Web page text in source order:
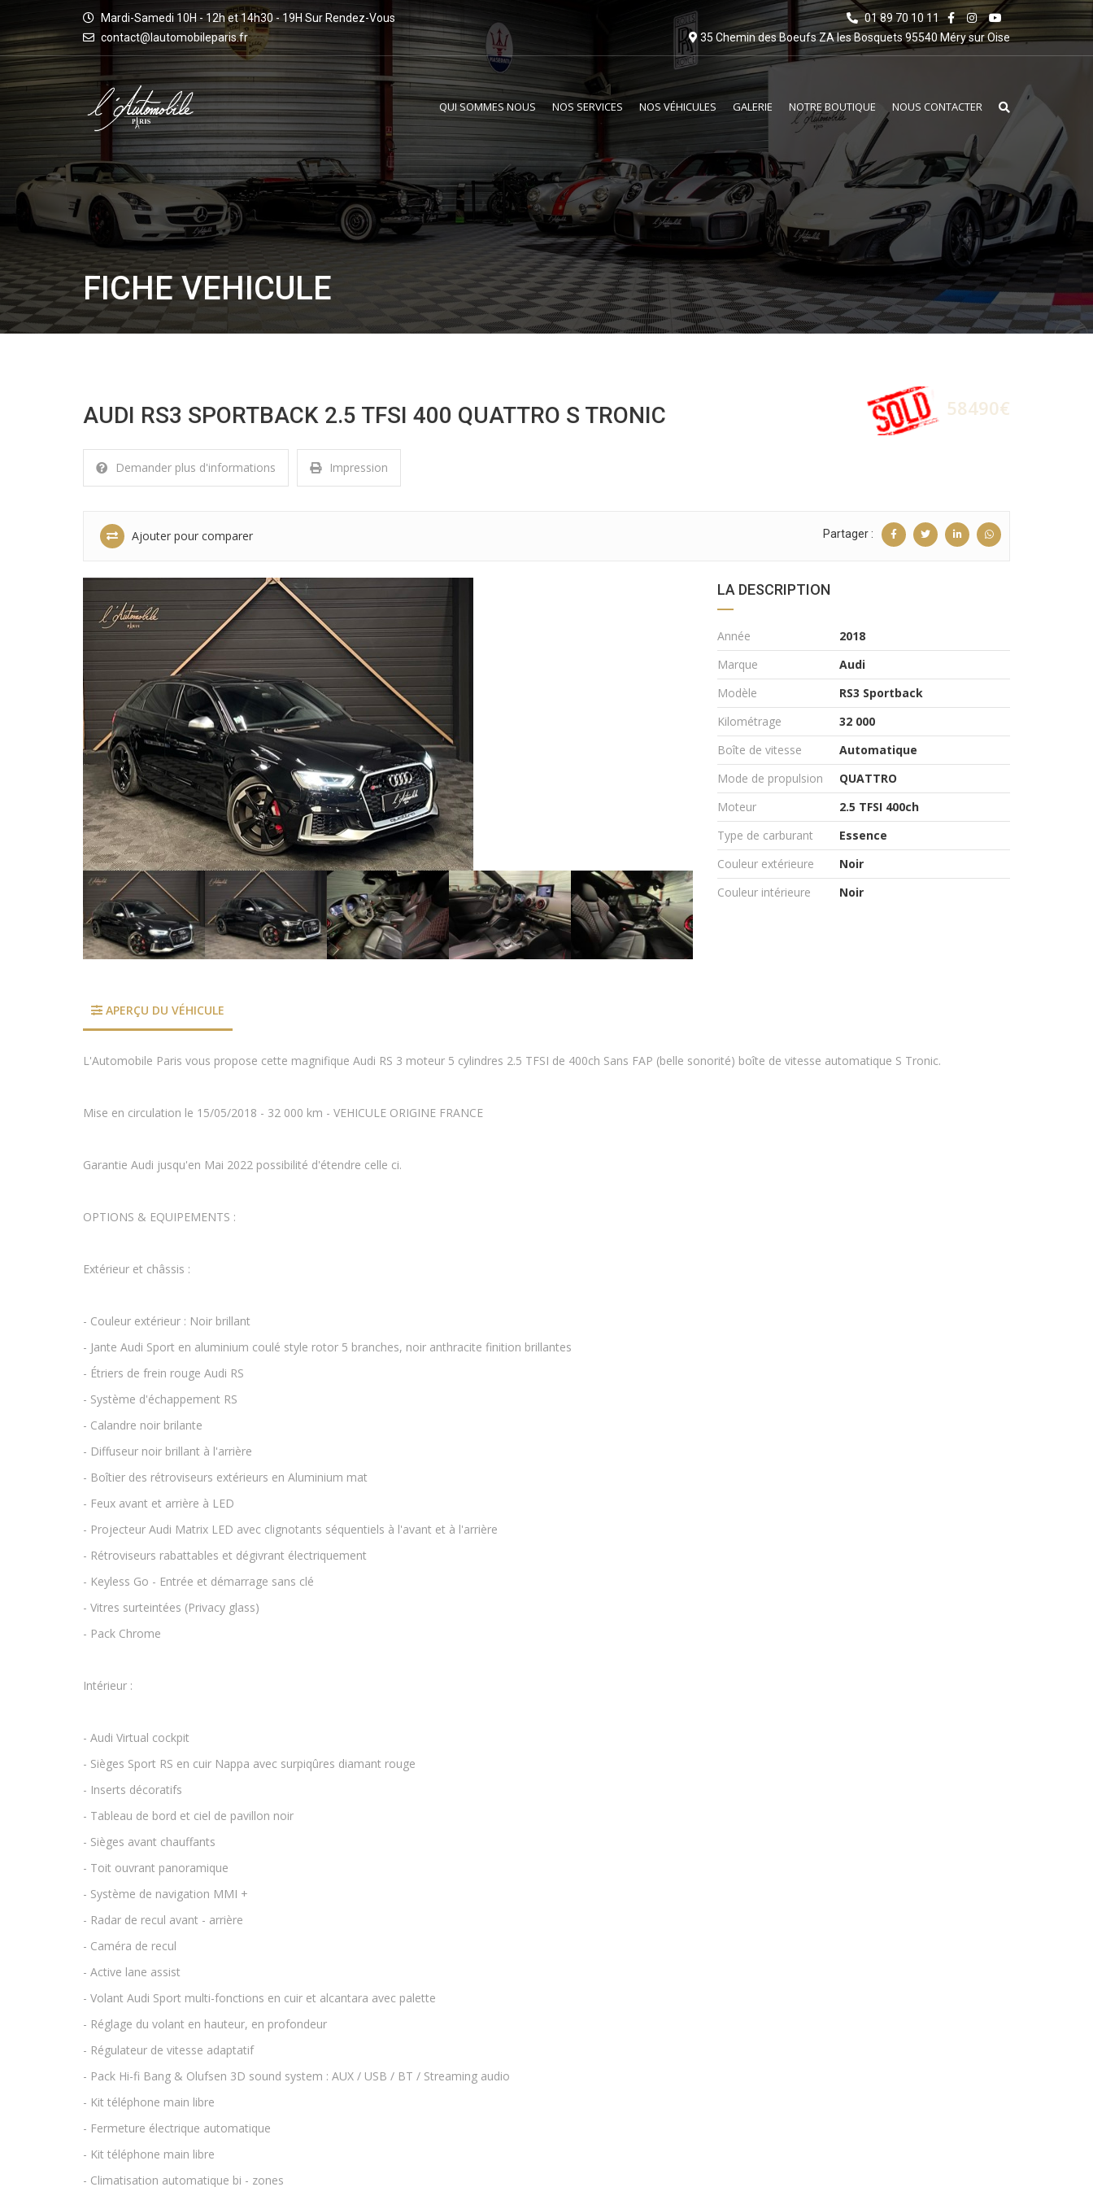
Mardi-Samedi 10H - 12h et 14h30 - 19H Sur Rendez-Vous
contact@lautomobileparis.fr
01 89 70 10 11
35 Chemin des Boeufs ZA les Bosquets 95540 Méry sur Oise
QUI SOMMES NOUS NOS SERVICES NOS VÉHICULES GALERIE NOTRE BOUTIQUE NOUS CONTACTER
FICHE VEHICULE
AUDI RS3 SPORTBACK 2.5 TFSI 400 QUATTRO S TRONIC 58490€
Demander plus d'informations Impression
Ajouter pour comparer Partager :
LA DESCRIPTION
Année
2018
Marque
Audi
Modèle
RS3 Sportback
Kilométrage
32 000
Boîte de vitesse
Automatique
Mode de propulsion
QUATTRO
Moteur
2.5 TFSI 400ch
Type de carburant
Essence
Couleur extérieure
Noir
Couleur intérieure
Noir
APERÇU DU VÉHICULE
L'Automobile Paris vous propose cette magnifique Audi RS 3 moteur 5 cylindres 2.5 TFSI de 400ch Sans FAP (belle sonorité) boîte de vitesse automatique S Tronic.
Mise en circulation le 15/05/2018 - 32 000 km - VEHICULE ORIGINE FRANCE
Garantie Audi jusqu'en Mai 2022 possibilité d'étendre celle ci.
OPTIONS & EQUIPEMENTS :
Extérieur et châssis :
- Couleur extérieur : Noir brillant
- Jante Audi Sport en aluminium coulé style rotor 5 branches, noir anthracite finition brillantes
- Étriers de frein rouge Audi RS
- Système d'échappement RS
- Calandre noir brilante
- Diffuseur noir brillant à l'arrière
- Boîtier des rétroviseurs extérieurs en Aluminium mat
- Feux avant et arrière à LED
- Projecteur Audi Matrix LED avec clignotants séquentiels à l'avant et à l'arrière
- Rétroviseurs rabattables et dégivrant électriquement
- Keyless Go - Entrée et démarrage sans clé
- Vitres surteintées (Privacy glass)
- Pack Chrome
Intérieur :
- Audi Virtual cockpit
- Sièges Sport RS en cuir Nappa avec surpiqûres diamant rouge
- Inserts décoratifs
- Tableau de bord et ciel de pavillon noir
- Sièges avant chauffants
- Toit ouvrant panoramique
- Système de navigation MMI +
- Radar de recul avant - arrière
- Caméra de recul
- Active lane assist
- Volant Audi Sport multi-fonctions en cuir et alcantara avec palette
- Réglage du volant en hauteur, en profondeur
- Régulateur de vitesse adaptatif
- Pack Hi-fi Bang & Olufsen 3D sound system : AUX / USB / BT / Streaming audio
- Kit téléphone main libre
- Fermeture électrique automatique
- Kit téléphone main libre
- Climatisation automatique bi - zones